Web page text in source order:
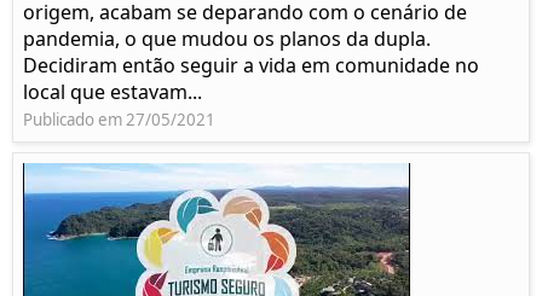
origem, acabam se deparando com o cenário de
pandemia, o que mudou os planos da dupla.
Decidiram então seguir a vida em comunidade no
local que estavam...
Publicado em 27/05/2021